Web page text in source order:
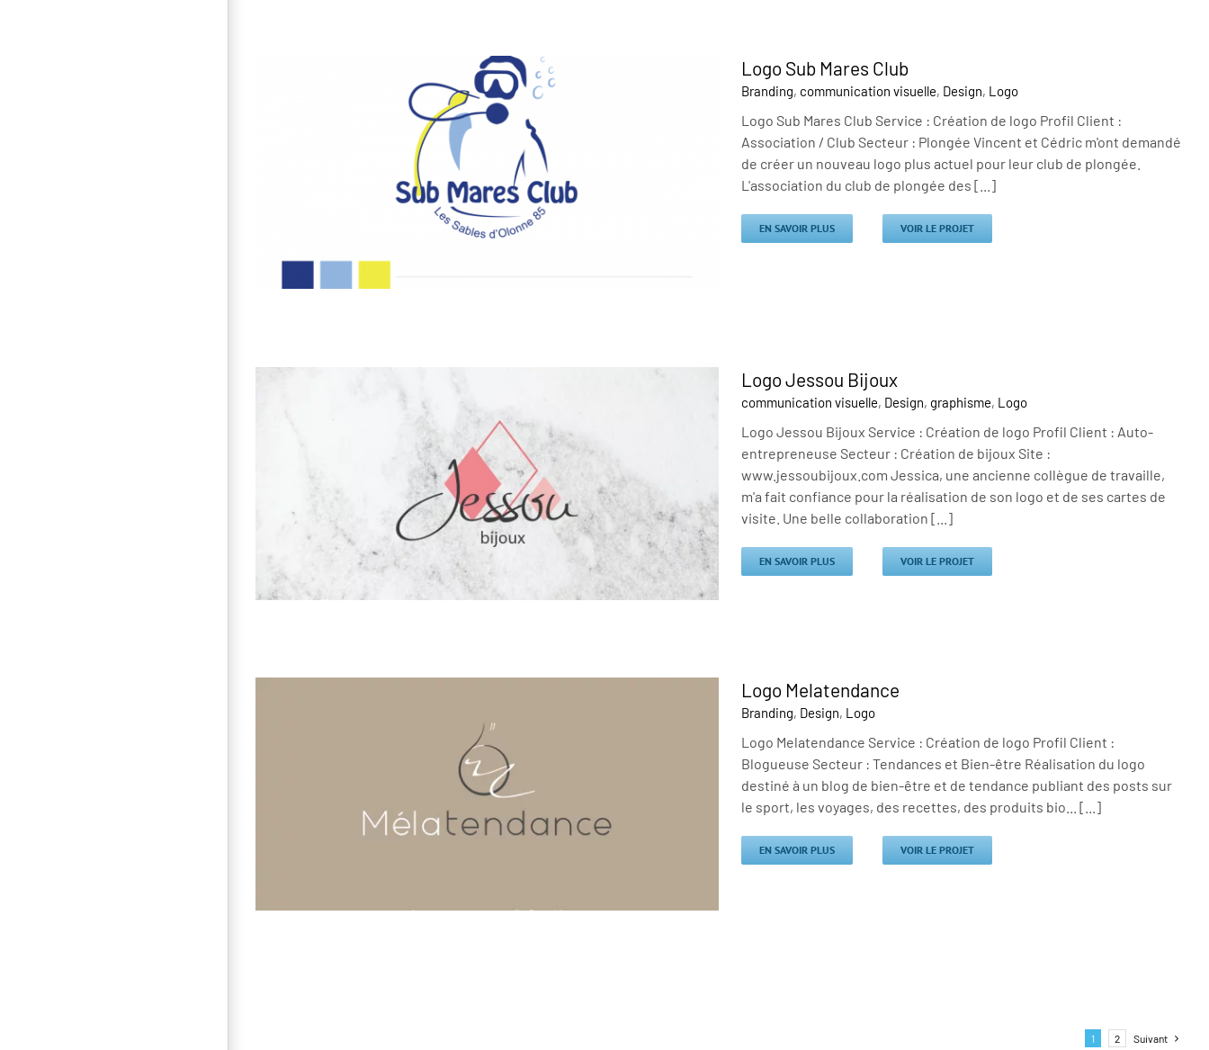
Logo Sub Mares Club
Branding, communication visuelle, Design, Logo
Logo Sub Mares Club Service : Création de logo Profil Client :
Association / Club Secteur : Plongée Vincent et Cédric m'ont demandé
de créer un nouveau logo plus actuel pour leur club de plongée.
L'association du club de plongée des [...]
EN SAVOIR PLUS VOIR LE PROJET
Logo Jessou Bijoux
communication visuelle, Design, graphisme, Logo
Logo Jessou Bijoux Service : Création de logo Profil Client : Auto-
entrepreneuse Secteur : Création de bijoux Site :
www.jessoubijoux.com Jessica, une ancienne collègue de travaille,
m'a fait confiance pour la réalisation de son logo et de ses cartes de
visite. Une belle collaboration [...]
EN SAVOIR PLUS VOIR LE PROJET
Logo Melatendance
Branding, Design, Logo
Logo Melatendance Service : Création de logo Profil Client :
Blogueuse Secteur : Tendances et Bien-être Réalisation du logo
destiné à un blog de bien-être et de tendance publiant des posts sur
le sport, les voyages, des recettes, des produits bio... [...]
EN SAVOIR PLUS VOIR LE PROJET
1 2 Suivant